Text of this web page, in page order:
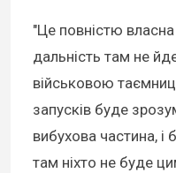
"Це повністю
дальність там не
військовою
запусків буде
вибухова частина, і
там ніхто не буде